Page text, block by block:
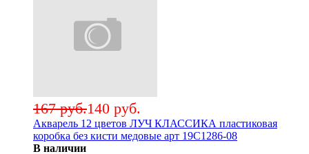
140 руб.
167 руб.
Акварель 12 цветов ЛУЧ КЛАССИКА пластиковая
коробка без кисти медовые арт 19С1286-08
В наличии